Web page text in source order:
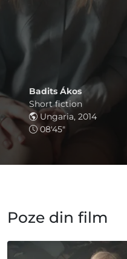
Badits Ákos
Short fiction
Ungaria, 2014
08'45"
Poze din film